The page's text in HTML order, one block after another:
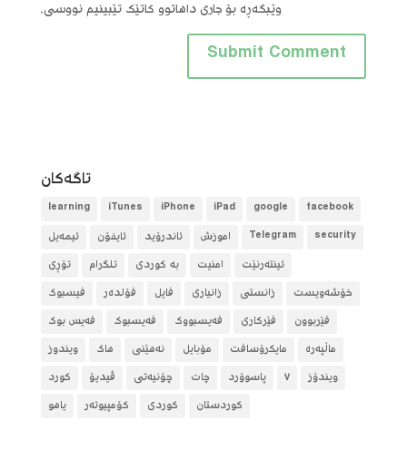
وێبگەڕە بۆ جاری داهاتوو کاتێک تێبینیم نووسی.
تاگه‌كان
facebook
google
iPad
iPhone
iTunes
learning
security
Telegram آموزش ئاندرۆید ئایفۆن
ئیمەیل
ئینتەرنێت
امنیت بە کوردی تلگرام
تۆڕی
خۆشەویست
زانستی زانیاری فایل فۆلده‌ر
فیسبوک
فێربوون
فێرکاری فەیسبووک فەیسبوک
فەیس بوک
ماڵپەرە
مایکرۆسافت مۆبایل نەهێنی هاک
ویندوز
ویندۆز
٧ پاسوۆرد چات چۆنیەتی ڤیدیۆ
کورد
کوردستان
کوردی کۆمپیوتەر یاهو